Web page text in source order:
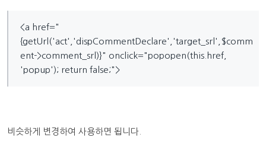
<a href="
{getUrl('act','dispCommentDeclare','target_srl',$comm
ent->comment_srl)}" onclick="popopen(this.href,
'popup'); return false;">
비슷하게 변경하여 사용하면 됩니다.